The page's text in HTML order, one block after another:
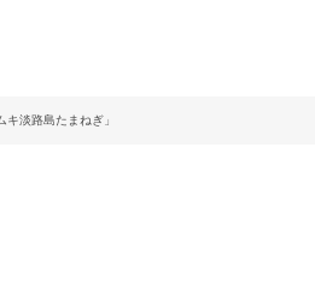
キ淡路島たまねぎ」